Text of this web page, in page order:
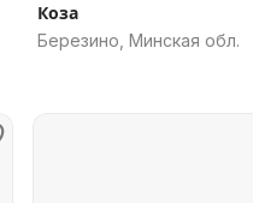
Коза
Березино, Минская обл.